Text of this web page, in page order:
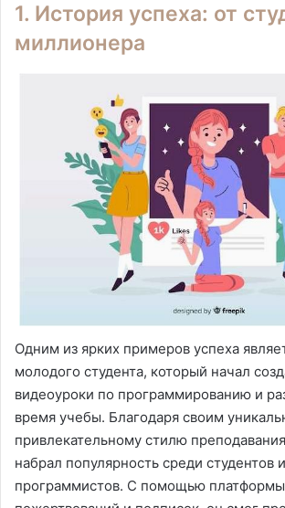
1. История успеха: от
миллионера
Одним из ярких примеров успеха
молодого студента, который начал
видеоуроки по программированию и
время учебы. Благодаря своим
привлекательному стилю
набрал популярность среди
программистов. С помощью